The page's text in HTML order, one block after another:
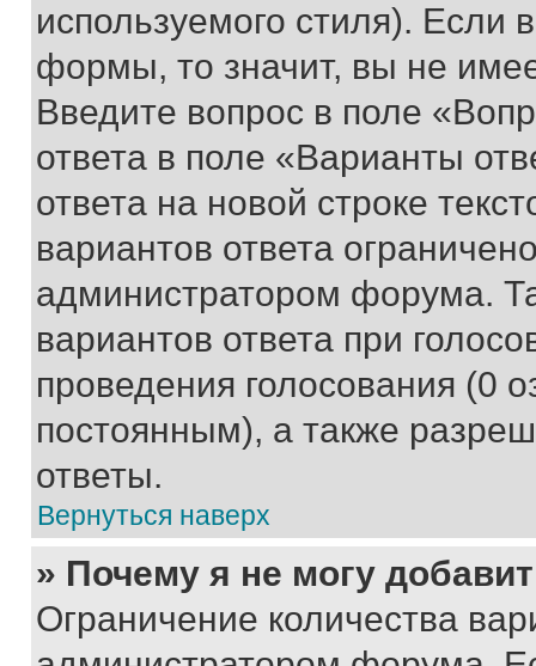
используемого стиля). Если
формы, то значит, вы не
Введите вопрос в поле
ответа в поле «Варианты
ответа на новой строке
вариантов ответа
администратором форума.
вариантов ответа при
проведения голосования (0
постоянным), а также
ответы.
Вернуться наверх
» Почему я не могу
Ограничение количества